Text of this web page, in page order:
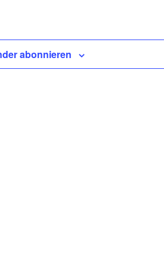
abonnieren